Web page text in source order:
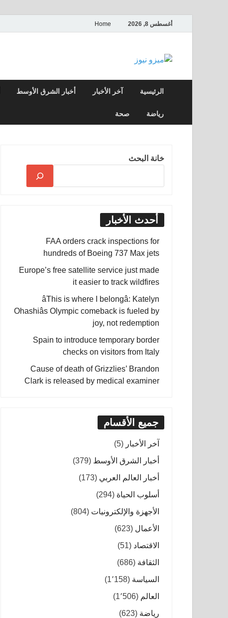
أغسطس 8, 2026 Home
ميزو نيوز
الرئيسية آخر الأخبار أخبار الشرق الأوسط
رياضة صحة
خانة البحث
أحدث الأخبار
FAA orders crack inspections for
hundreds of Boeing 737 Max jets
Europe’s free satellite service just made
it easier to track wildfires
âThis is where I belongâ: Katelyn
Ohashiâs Olympic comeback is fueled by
joy, not redemption
Spain to introduce temporary border
checks on visitors from Italy
Cause of death of Grizzlies’ Brandon
Clark is released by medical examiner
جميع الأقسام
آخر الأخبار (5)
أخبار الشرق الأوسط (379)
أخبار العالم العربي (173)
أسلوب الحياة (294)
الأجهزة والإلكترونيات (804)
الأعمال (623)
الاقتصاد (51)
الثقافة (686)
السياسة (1٬158)
العالم (1٬506)
رياضة (623)